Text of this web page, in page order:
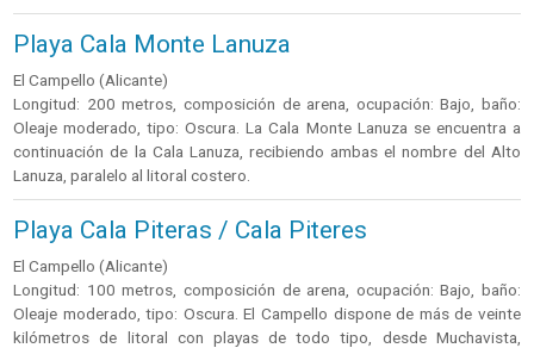
Playa Cala Monte Lanuza
El Campello (Alicante)
Longitud: 200 metros, composición de arena, ocupación: Bajo, baño:
Oleaje moderado, tipo: Oscura. La Cala Monte Lanuza se encuentra a
continuación de la Cala Lanuza, recibiendo ambas el nombre del Alto
Lanuza, paralelo al litoral costero.
Playa Cala Piteras / Cala Piteres
El Campello (Alicante)
Longitud: 100 metros, composición de arena, ocupación: Bajo, baño:
Oleaje moderado, tipo: Oscura. El Campello dispone de más de veinte
kilómetros de litoral con playas de todo tipo, desde Muchavista,